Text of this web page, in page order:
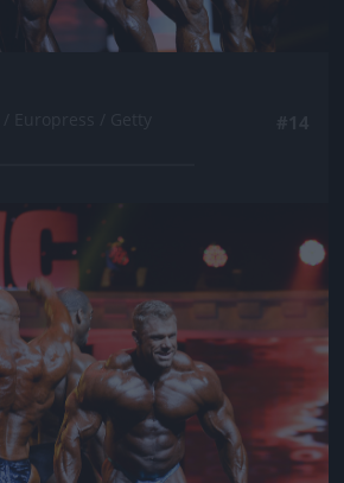
Jön még kép!